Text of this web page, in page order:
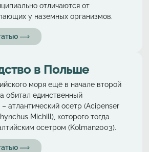
отличаются от
у наземных организмов.
⟹
в Польше
моря ещё в начале второй
обитал единственный
aтлaнтичеcкий осетр (Acipenser
Michill), которого тогда
осетром (Kolman2003).
⟹